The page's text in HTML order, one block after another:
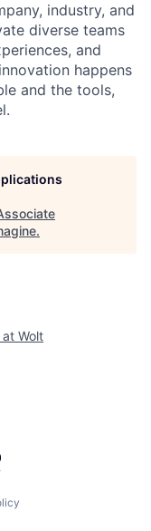
industry, and
diverse teams
and
happens
and the tools,
.
at Wolt